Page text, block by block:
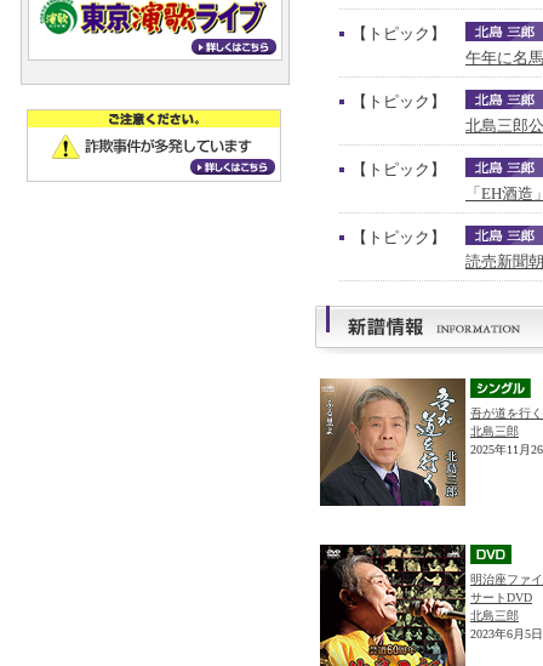
【トピック】
午年に名
【トピック】
北島三郎
【トピック】
「EH酒
【トピック】
読売新聞
吾が道を行く
北島三郎
2025年11月
明治座ファ
サートDVD
北島三郎
2023年6月5